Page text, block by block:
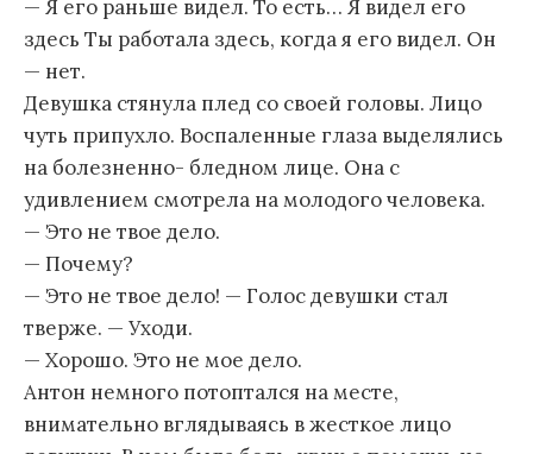
— Я его раньше видел. То есть… Я видел его
здесь Ты работала здесь, когда я его видел. Он
— нет.
Девушка стянула плед со своей головы. Лицо
чуть припухло. Воспаленные глаза выделялись
на болезненно- бледном лице. Она с
удивлением смотрела на молодого человека.
— Это не твое дело.
— Почему?
— Это не твое дело! — Голос девушки стал
тверже. — Уходи.
— Хорошо. Это не мое дело.
Антон немного потоптался на месте,
внимательно вглядываясь в жесткое лицо